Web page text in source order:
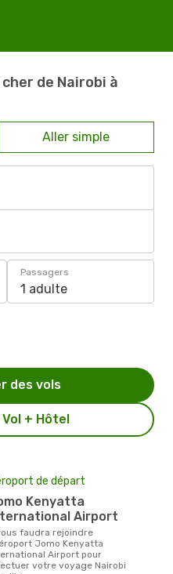
de Nairobi à
Aller simple
Passagers
1 adulte
+ Hôtel
des vols
de départ
Airport
Jomo Kenyatta
Airport pour
votre voyage Nairobi